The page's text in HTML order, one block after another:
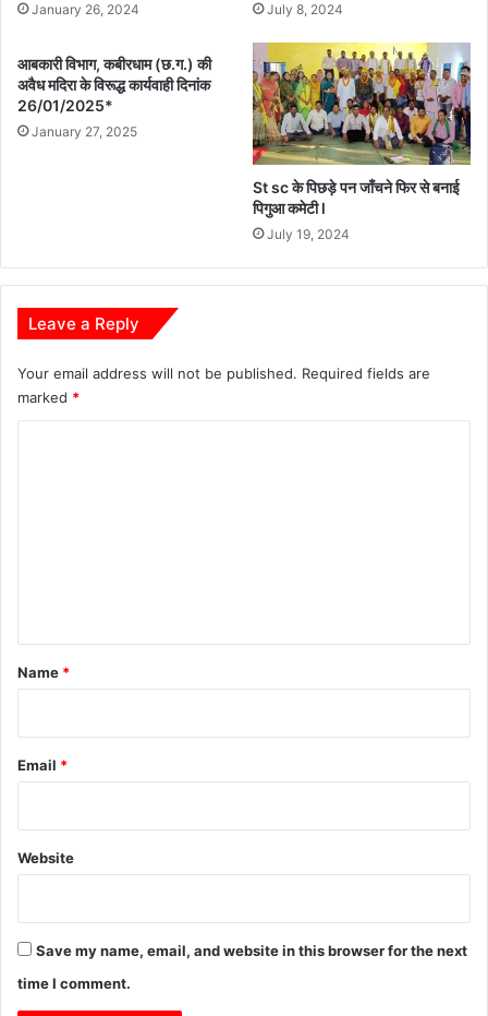
January 26, 2024 July 8, 2024
आबकारी विभाग, कबीरधाम (छ.ग.) की
अवैध मदिरा के विरूद्ध कार्यवाही दिनांक
26/01/2025*
January 27, 2025
St sc के पिछड़े पन जाँचने फिर से बनाई
पिगुआ कमेटी l
July 19, 2024
Leave a Reply
Your email address will not be published. Required fields are
marked *
*
Name *
Email *
Website
Save my name, email, and website in this browser for the next
time I comment.